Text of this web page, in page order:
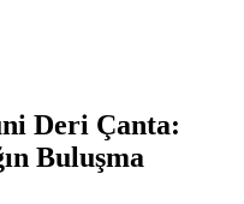
Deri Çanta:
Buluşma